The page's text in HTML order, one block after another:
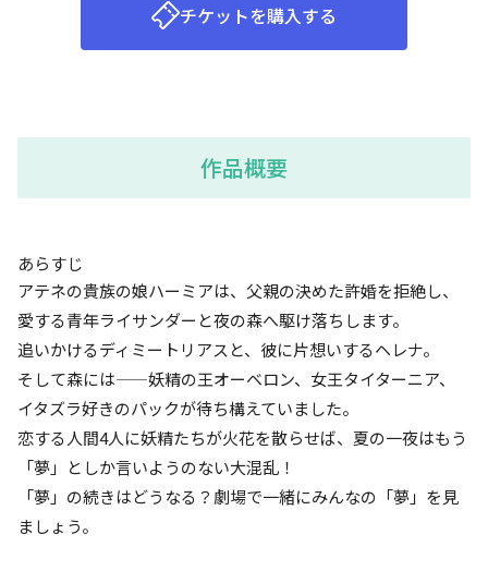
チケットを購入する
作品概要
あらすじ
アテネの貴族の娘ハーミアは、父親の決めた許婚を拒絶し、
愛する青年ライサンダーと夜の森へ駆け落ちします。
追いかけるディミートリアスと、彼に片想いするヘレナ。
そして森には——妖精の王オーベロン、女王タイターニア、
イタズラ好きのパックが待ち構えていました。
恋する人間4人に妖精たちが火花を散らせば、夏の一夜はもう
「夢」としか言いようのない大混乱！
「夢」の続きはどうなる？劇場で一緒にみんなの「夢」を見
ましょう。